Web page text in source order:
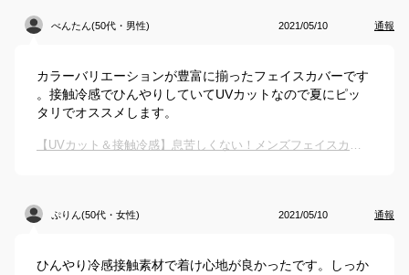
べんたん(50代・男性) 2021/05/10 通報
カラーバリエーションが豊富に揃ったフェイスカバーです
。接触冷感でひんやりしていてUVカットなので夏にピッ
タリでオススメします。
【UVカット＆接触冷感】息苦しくない！メンズフェイスカバー・マスク・ガードのおすすめは？
ぷりん(50代・女性) 2021/05/10 通報
ひんやり冷感接触素材で着け心地が良かったです。しっか